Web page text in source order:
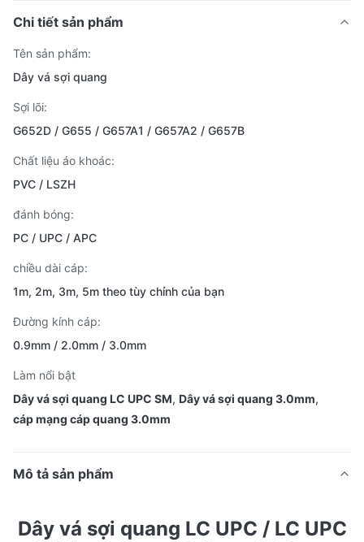
Chi tiết sản phẩm
Tên sản phẩm:
Dây vá sợi quang
Sợi lõi:
G652D / G655 / G657A1 / G657A2 / G657B
Chất liệu áo khoác:
PVC / LSZH
đánh bóng:
PC / UPC / APC
chiều dài cáp:
1m, 2m, 3m, 5m theo tùy chỉnh của bạn
Đường kính cáp:
0.9mm / 2.0mm / 3.0mm
Làm nổi bật
Dây vá sợi quang LC UPC SM, Dây vá sợi quang 3.0mm,
cáp mạng cáp quang 3.0mm
Mô tả sản phẩm
Dây vá sợi quang LC UPC / LC UPC